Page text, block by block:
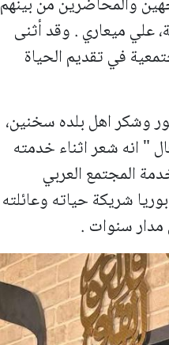
علي ميعاري . وقد أثنى
في تقديم الحياة
وشكر اهل بلده سخنين،
" انه شعر اثناء خدمته
المجتمع العربي
شريكة حياته وعائلته
مدار سنوات .